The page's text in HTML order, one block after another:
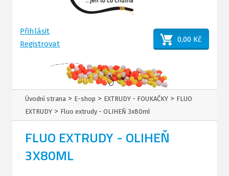
Přihlásit
Registrovat
0,00 Kč
Úvodní strana > E-shop > EXTRUDY - FOUKAČKY > FLUO
EXTRUDY > Fluo extrudy - OLIHEŇ 3x80ml
FLUO EXTRUDY - OLIHEŇ
3X80ML